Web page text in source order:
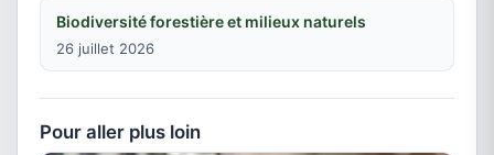
Biodiversité forestière et milieux naturels
26 juillet 2026
Pour aller plus loin